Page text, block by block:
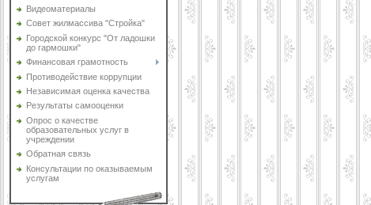
Видеоматериалы
Совет жилмассива "Стройка"
Городской конкурс "От ладошки
до гармошки"
Финансовая грамотность
Противодействие коррупции
Независимая оценка качества
Результаты самооценки
Опрос о качестве
образовательных услуг в
учреждении
Обратная связь
Консультации по оказываемым
услугам